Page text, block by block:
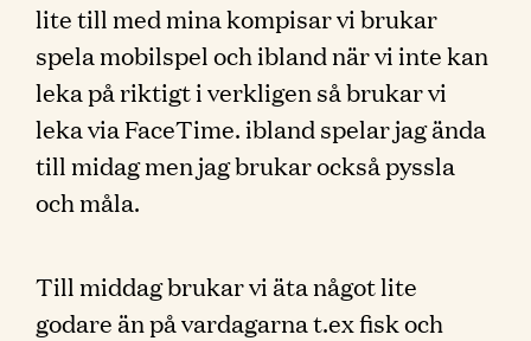
lite till med mina kompisar vi brukar
spela mobilspel och ibland när vi inte kan
leka på riktigt i verkligen så brukar vi
leka via FaceTime. ibland spelar jag ända
till midag men jag brukar också pyssla
och måla.
Till middag brukar vi äta något lite
godare än på vardagarna t.ex fisk och